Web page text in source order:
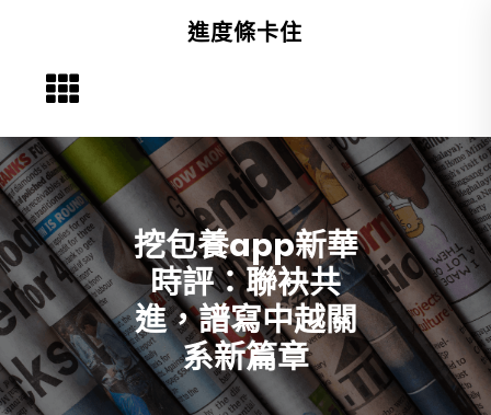
進度條卡住
挖包養app新華
時評：聯袂共
進，譜寫中越關
系新篇章